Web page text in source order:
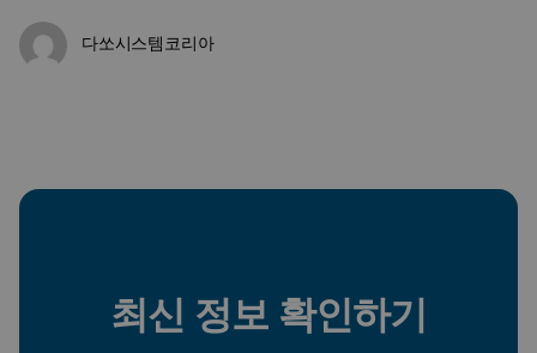
다쏘시스템코리아
최신 정보 확인하기